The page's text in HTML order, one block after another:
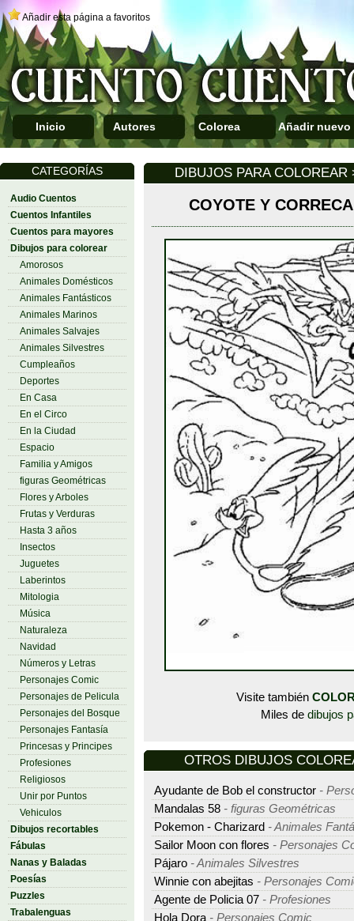
Añadir esta página a favoritos
Inicio Autores Colorea Añadir nuevo
CATEGORÍAS
Audio Cuentos
Cuentos Infantiles
Cuentos para mayores
Dibujos para colorear
Amorosos
Animales Domésticos
Animales Fantásticos
Animales Marinos
Animales Salvajes
Animales Silvestres
Cumpleaños
Deportes
En Casa
En el Circo
En la Ciudad
Espacio
Familia y Amigos
figuras Geométricas
Flores y Arboles
Frutas y Verduras
Hasta 3 años
Insectos
Juguetes
Laberintos
Mitologia
Música
Naturaleza
Navidad
Números y Letras
Personajes Comic
Personajes de Pelicula
Personajes del Bosque
Personajes Fantasía
Princesas y Principes
Profesiones
Religiosos
Unir por Puntos
Vehiculos
Dibujos recortables
Fábulas
Nanas y Baladas
Poesías
Puzzles
Trabalenguas
DIBUJOS PARA
COYOTE Y
Visite también
Miles de dibujos
OTROS DIBUJOS
Ayudante de Bob el constructor -
Mandalas 58 - figuras Geométricas
Pokemon - Charizard - Animales
Sailor Moon con flores - Personajes
Pájaro - Animales Silvestres
Winnie con abejitas - Personajes
Agente de Policia 07 - Profesiones
Hola Dora - Personajes Comic